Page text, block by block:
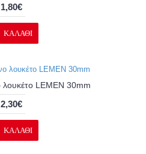
1,80€
ΚΑΛΆΘΙ
λουκέτo LEMEN 30mm
2,30€
ΚΑΛΆΘΙ